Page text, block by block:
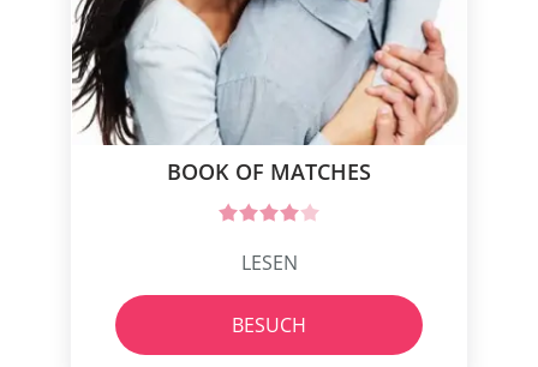
BOOK OF MATCHES
LESEN
BESUCH